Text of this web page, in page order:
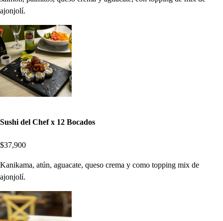
ajonjolí.
Sushi del Chef x 12 Bocados
$37,900
Kanikama, atún, aguacate, queso crema y como topping mix de
ajonjolí.